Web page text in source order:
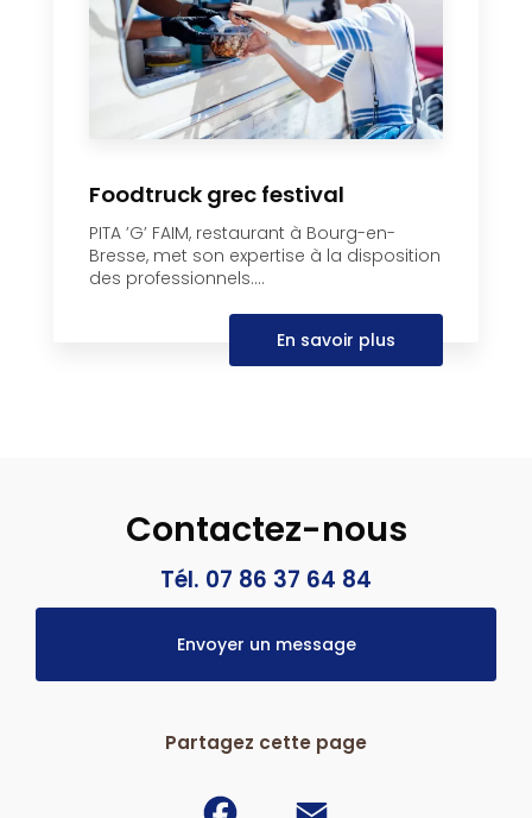
Foodtruck grec festival
PITA ’G’ FAIM, restaurant à Bourg-en-
Bresse, met son expertise à la disposition
des professionnels....
En savoir plus
Contactez-nous
Tél. 07 86 37 64 84
Envoyer un message
Partagez cette page